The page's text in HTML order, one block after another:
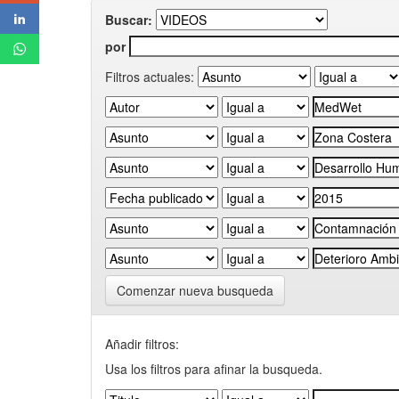
Buscar:
por
Filtros actuales:
Comenzar nueva busqueda
Añadir filtros:
Usa los filtros para afinar la busqueda.